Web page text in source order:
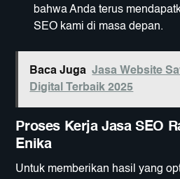
bahwa Anda terus
SEO kami di masa depan.
Baca Juga Jasa Website
Digital Terbaik 2025
Proses Kerja Jasa SEO
Enika
Untuk memberikan hasil yang